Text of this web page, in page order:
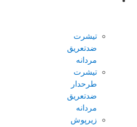
تیشرت
ضدتعریق
مردانه
تیشرت
طرحدار
ضدتعریق
مردانه
زیرپوش